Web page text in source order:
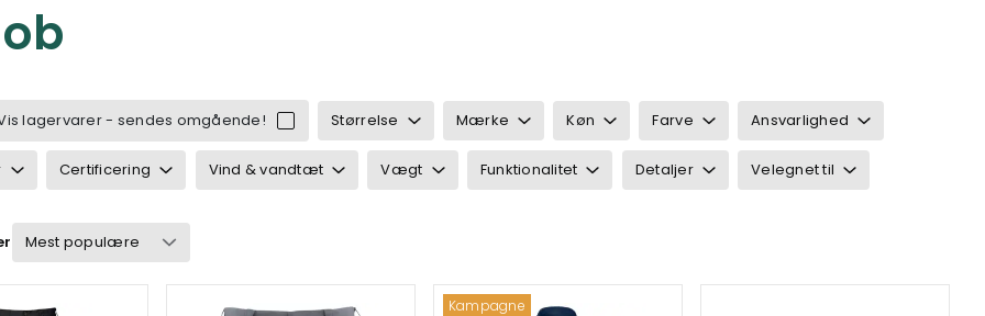
lagervarer - sendes omgående! Størrelse Mærke Køn Farve Ansvarlighed
Certificering Vind & vandtæt Vægt Funktionalitet Detaljer Velegnet til
Kampagne